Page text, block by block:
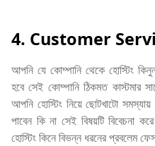
4. Customer
আপনি যে কোম্পানি থেকে হোস্টিং
হবে সেই কোম্পানি ঠিকমত কাস্টমার
আপনি হোস্টিং নিয়ে ছোটখাটো
পাবেন কি না সেই বিষয়টি বিবেচনা
হোস্টিং কিনে বিভন্ন ধরনের প্রবলেম